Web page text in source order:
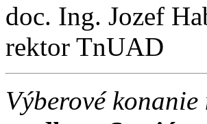
doc. Ing. Jozef
rektor TnUAD
Výberové